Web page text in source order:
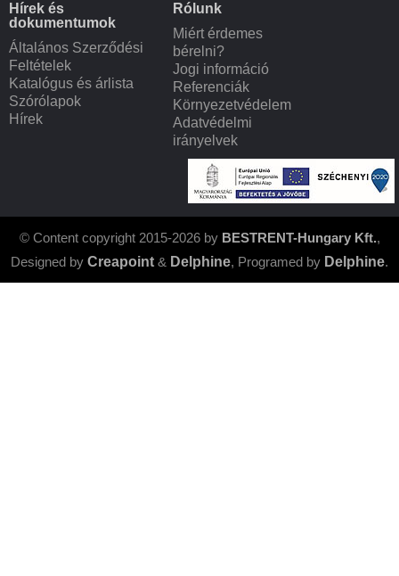
Hírek és
dokumentumok
Általános Szerződési
Feltételek
Katalógus és árlista
Szórólapok
Hírek
Rólunk
Miért érdemes
bérelni?
Jogi információ
Referenciák
Környezetvédelem
Adatvédelmi
irányelvek
© Content copyright 2015-2026 by BESTRENT-Hungary Kft.,
Designed by Creapoint & Delphine, Programed by Delphine.